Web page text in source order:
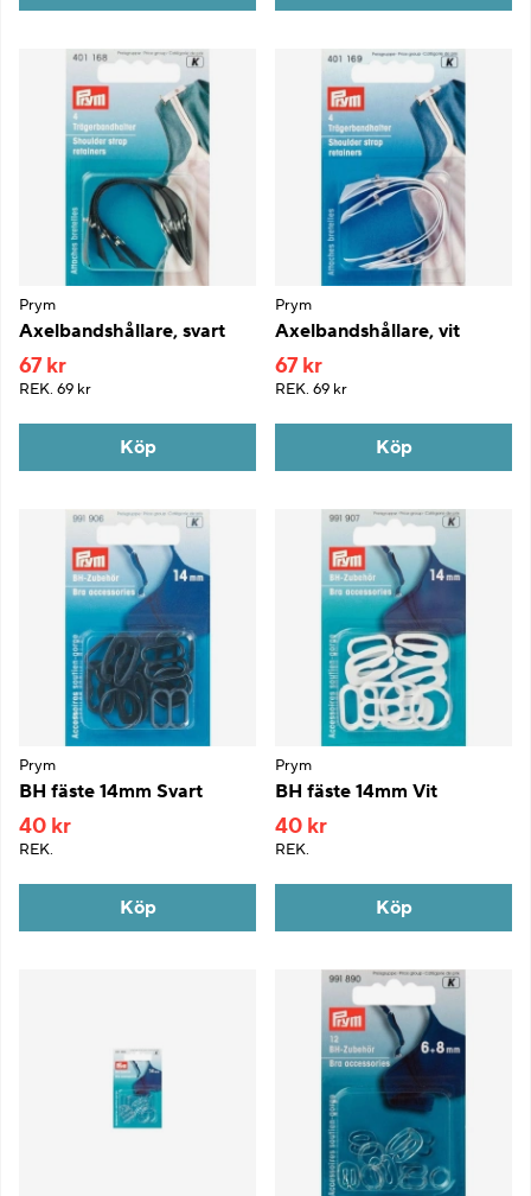
Prym
Axelbandshållare, svart
67 kr
REK. 69 kr
Köp
Prym
Axelbandshållare, vit
67 kr
REK. 69 kr
Köp
Prym
BH fäste 14mm Svart
40 kr
REK.
Köp
Prym
BH fäste 14mm Vit
40 kr
REK.
Köp